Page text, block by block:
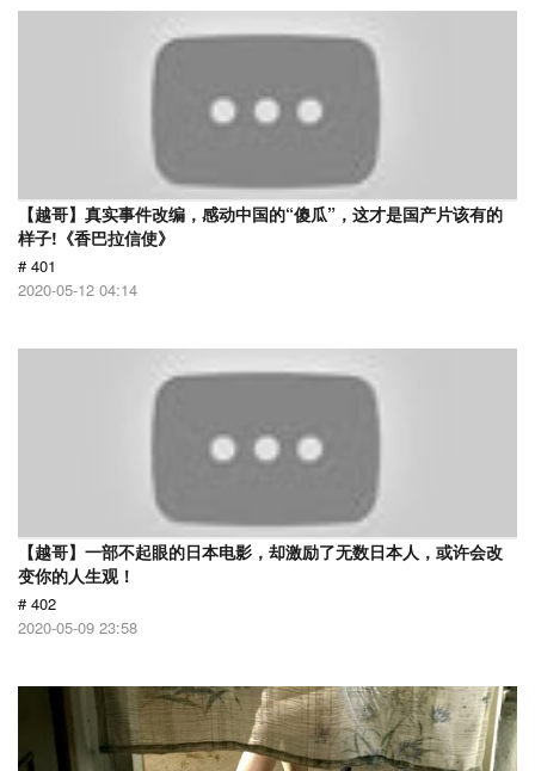
【越哥】真实事件改编，感动中国的“傻瓜”，这才是国产片该有的
样子!《香巴拉信使》
# 401
2020-05-12 04:14
【越哥】一部不起眼的日本电影，却激励了无数日本人，或许会改
变你的人生观！
# 402
2020-05-09 23:58